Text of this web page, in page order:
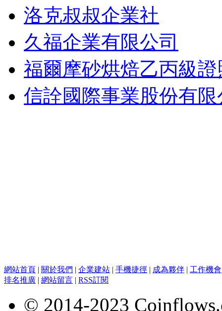
洛克叔叔企業社
久福企業有限公司
福爾摩砂烘焙乙丙級
信詮國際事業股份有限
網站首頁 | 關於我們 | 企業建站 | 手機捷徑 | 成為夥伴 | 工作機會
排名推廣 | 網站留言 | RSS訂閱
© 2014-2023